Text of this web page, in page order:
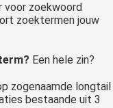
voor zoekwoord
zoektermen jouw
Een hele zin?
zogenaamde longtail
bestaande uit 3